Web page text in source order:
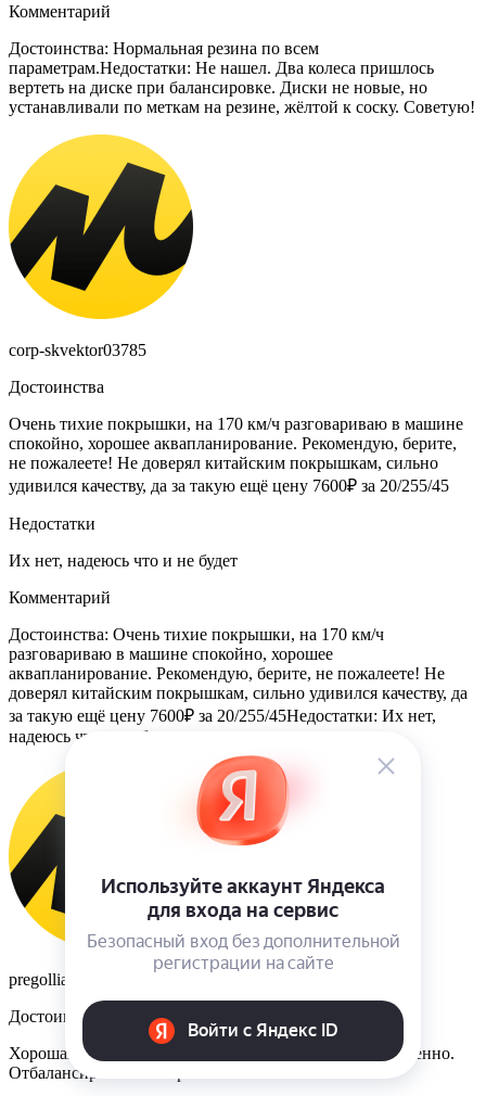
Комментарий
Достоинства: Нормальная резина по всем
параметрам.Недостатки: Не нашел. Два колеса пришлось
вертеть на диске при балансировке. Диски не новые, но
устанавливали по меткам на резине, жёлтой к соску. Советую!
corp-skvektor03785
Достоинства
Очень тихие покрышки, на 170 км/ч разговариваю в машине
спокойно, хорошее аквапланирование. Рекомендую, берите,
не пожалеете! Не доверял китайским покрышкам, сильно
удивился качеству, да за такую ещё цену 7600₽ за 20/255/45
Недостатки
Их нет, надеюсь что и не будет
Комментарий
Достоинства: Очень тихие покрышки, на 170 км/ч
разговариваю в машине спокойно, хорошее
аквапланирование. Рекомендую, берите, не пожалеете! Не
доверял китайским покрышкам, сильно удивился качеству, да
за такую ещё цену 7600₽ за 20/255/45Недостатки: Их нет,
надеюсь что и не будет
pregollia
Достоинства
Хорошая резина, достаточно тихая и выглядит качественно.
Отбалансировалась нормально